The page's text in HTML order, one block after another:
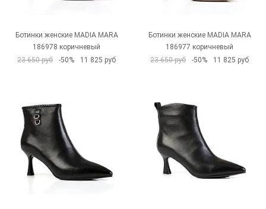
Ботинки женские MADIA MARA
186978 коричневый
23 650 руб
-50% 11 825 руб
Ботинки женские MADIA MARA
186977 коричневый
23 650 руб
-50% 11 825 руб